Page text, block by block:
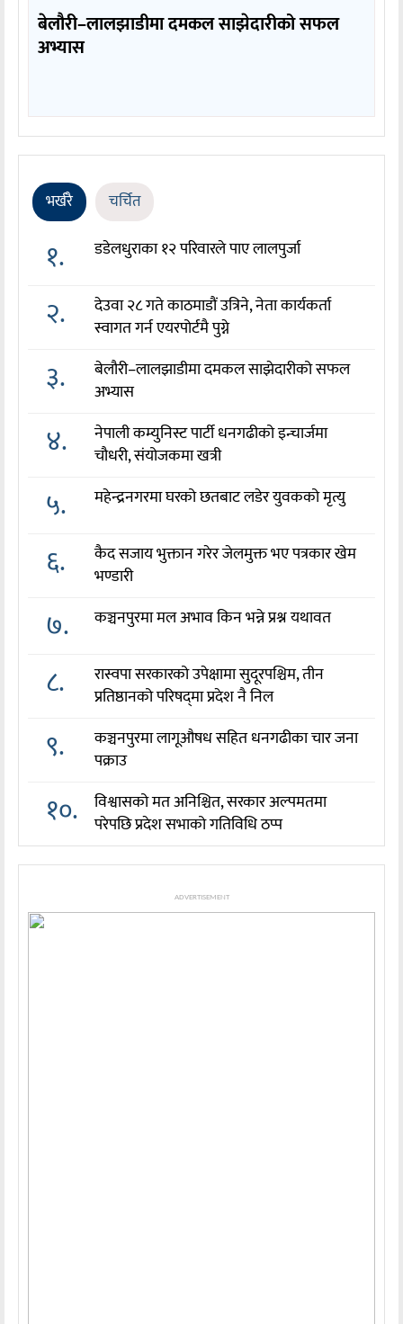
बेलौरी–लालझाडीमा दमकल साझेदारीको सफल
अभ्यास
भर्खरै चर्चित
१. डडेलधुराका १२ परिवारले पाए लालपुर्जा
२.
देउवा २८ गते काठमाडौं उत्रिने, नेता कार्यकर्ता
स्वागत गर्न एयरपोर्टमै पुग्ने
३.
बेलौरी–लालझाडीमा दमकल साझेदारीको सफल
अभ्यास
४.
नेपाली कम्युनिस्ट पार्टी धनगढीको इन्चार्जमा
चौधरी, संयोजकमा खत्री
५. महेन्द्रनगरमा घरको छतबाट लडेर युवकको मृत्यु
६.
कैद सजाय भुक्तान गरेर जेलमुक्त भए पत्रकार खेम
भण्डारी
७. कञ्चनपुरमा मल अभाव किन भन्ने प्रश्न यथावत
८.
रास्वपा सरकारको उपेक्षामा सुदूरपश्चिम, तीन
प्रतिष्ठानको परिषद्‌मा प्रदेश नै निल
९.
कञ्चनपुरमा लागूऔषध सहित धनगढीका चार जना
पक्राउ
१०.
विश्वासको मत अनिश्चित, सरकार अल्पमतमा
परेपछि प्रदेश सभाको गतिविधि ठप्प
ADVERTISEMENT